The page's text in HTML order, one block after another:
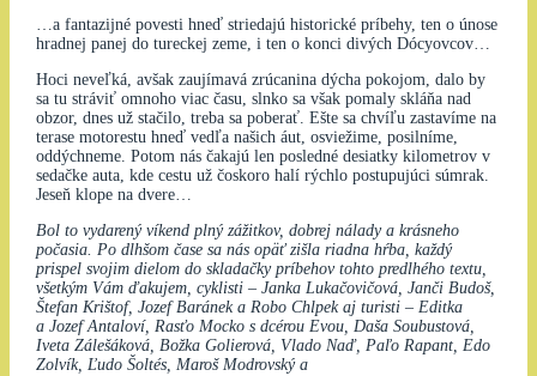
…a fantazijné povesti hneď striedajú historické príbehy, ten o únose
hradnej panej do tureckej zeme, i ten o konci divých Dócyovcov…
Hoci neveľká, avšak zaujímavá zrúcanina dýcha pokojom, dalo by
sa tu stráviť omnoho viac času, slnko sa však pomaly skláňa nad
obzor, dnes už stačilo, treba sa poberať. Ešte sa chvíľu zastavíme na
terase motorestu hneď vedľa našich áut, osviežime, posilníme,
oddýchneme. Potom nás čakajú len posledné desiatky kilometrov v
sedačke auta, kde cestu už čoskoro halí rýchlo postupujúci súmrak.
Jeseň klope na dvere…
Bol to vydarený víkend plný zážitkov, dobrej nálady a krásneho
počasia. Po dlhšom čase sa nás opäť zišla riadna hŕba, každý
prispel svojim dielom do skladačky príbehov tohto predlhého textu,
všetkým Vám ďakujem, cyklisti – Janka Lukačovičová, Janči Budoš,
Štefan Krištof, Jozef Baránek a Robo Chlpek aj turisti – Editka
a Jozef Antaloví, Rasťo Mocko s dcérou Evou, Daša Soubustová,
Iveta Zálešáková, Božka Golierová, Vlado Naď, Paľo Rapant, Edo
Zolvík, Ľudo Šoltés, Maroš Modrovský a